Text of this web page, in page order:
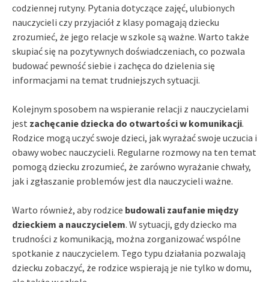
codziennej rutyny. Pytania dotyczące zajęć, ulubionych
nauczycieli czy przyjaciół z klasy pomagają dziecku
zrozumieć, że jego relacje w szkole są ważne. Warto także
skupiać się na pozytywnych doświadczeniach, co pozwala
budować pewność siebie i zachęca do dzielenia się
informacjami na temat trudniejszych sytuacji.
Kolejnym sposobem na wspieranie relacji z nauczycielami
jest zachęcanie dziecka do otwartości w komunikacji.
Rodzice mogą uczyć swoje dzieci, jak wyrażać swoje uczucia i
obawy wobec nauczycieli. Regularne rozmowy na ten temat
pomogą dziecku zrozumieć, że zarówno wyrażanie chwały,
jak i zgłaszanie problemów jest dla nauczycieli ważne.
Warto również, aby rodzice budowali zaufanie między
dzieckiem a nauczycielem. W sytuacji, gdy dziecko ma
trudności z komunikacją, można zorganizować wspólne
spotkanie z nauczycielem. Tego typu działania pozwalają
dziecku zobaczyć, że rodzice wspierają je nie tylko w domu,